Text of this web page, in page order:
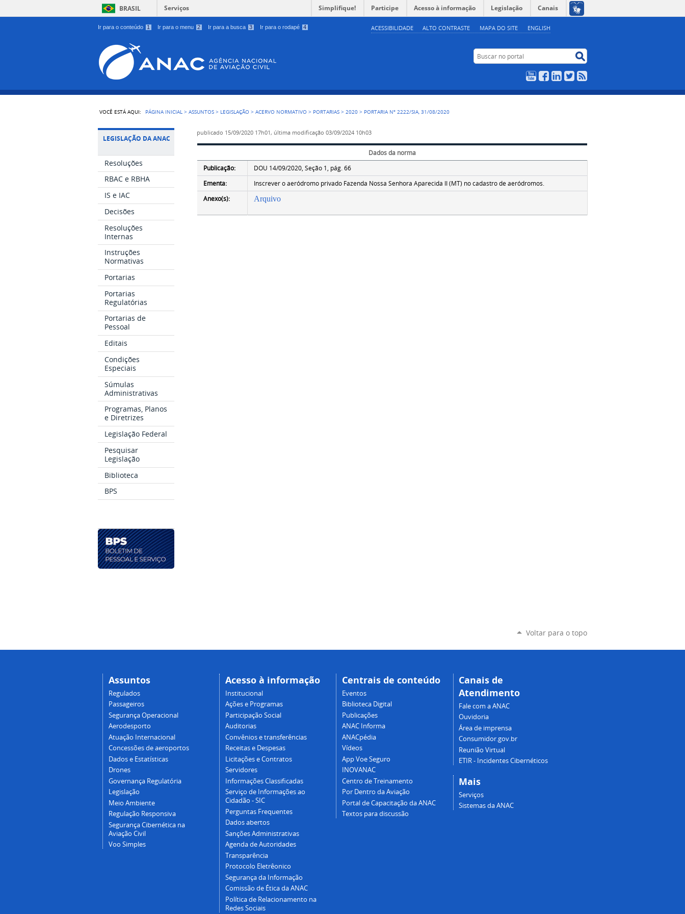
Ir para o conteúdo 1 Ir para o menu 2 Ir para a busca 3 Ir para o rodapé 4 ACESSIBILIDADE ALTO CONTRASTE MAPA DO SITE ENGLISH
BRASIL Serviços Simplifique! Participe Acesso à informação Legislação Canais
Buscar no portal
YouTubeFacebookLinkedIn
Twitter
VOCÊ ESTÁ AQUI: PÁGINA INICIAL >ASSUNTOS > LEGISLAÇÃO >ACERVO NORMATIVO > PORTARIAS >2020 > PORTARIA Nº 2222/SIA, 31/08/2020
LEGISLAÇÃO DA ANAC
Resoluções
RBAC e RBHA
IS e IAC
Decisões
Resoluções
Internas
Instruções
Normativas
Portarias
Portarias
Regulatórias
Portarias de
Pessoal
Editais
Condições
Especiais
Súmulas
Administrativas
Programas, Planos
e Diretrizes
Legislação Federal
Pesquisar
Legislação
Biblioteca
BPS
publicado 15/09/2020 17h01, última modificação 03/09/2024 10h03
Dados da norma
Publicação:
DOU 14/09/2020, Seção 1, pág. 66
Ementa:
Inscrever o aeródromo privado Fazenda Nossa Senhora Aparecida II (MT) no cadastro de aeródromos.
Anexo(s):
Arquivo
Voltar para o topo
Assuntos
Regulados
Passageiros
Segurança Operacional
Aerodesporto
Atuação Internacional
Concessões de aeroportos
Dados e Estatísticas
Drones
Governança Regulatória
Legislação
Meio Ambiente
Regulação Responsiva
Segurança Cibernética na
Aviação Civil
Voo Simples
Acesso à informação
Institucional
Ações e Programas
Participação Social
Auditorias
Convênios e transferências
Receitas e Despesas
Licitações e Contratos
Servidores
Informações Classificadas
Serviço de Informações ao
Cidadão - SIC
Perguntas Frequentes
Dados abertos
Sanções Administrativas
Agenda de Autoridades
Transparência
Protocolo Eletrêonico
Segurança da Informação
Comissão de Ética da ANAC
Política de Relacionamento na
Redes Sociais
Centrais de conteúdo
Eventos
Biblioteca Digital
Publicações
ANAC Informa
ANACpédia
Vídeos
App Voe Seguro
INOVANAC
Centro de Treinamento
Por Dentro da Aviação
Portal de Capacitação da ANAC
Textos para discussão
Canais de
Atendimento
Fale com a ANAC
Ouvidoria
Área de imprensa
Consumidor.gov.br
Reunião Virtual
ETIR - Incidentes Cibernéticos
Mais
Serviços
Sistemas da ANAC